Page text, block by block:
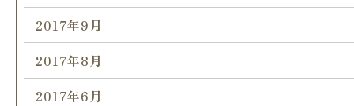
2017年9月
2017年8月
2017年6月